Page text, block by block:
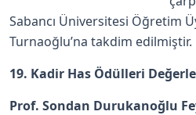
Sabancı Üniversitesi Öğretim
Turnaoğlu’na takdim edilmiştir.
19. Kadir Has Ödülleri
Prof. Sondan Durukanoğlu